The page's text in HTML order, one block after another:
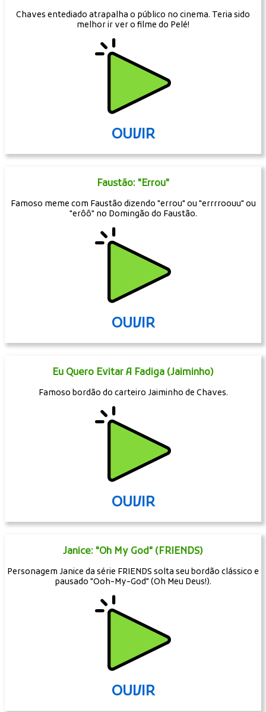
Chaves entediado atrapalha o público no cinema. Teria sido
melhor ir ver o filme do Pelé!
OUVIR
Faustão: "Errou"
Famoso meme com Faustão dizendo "errou" ou "errrroouu" ou
"erôô" no Domingão do Faustão.
OUVIR
Eu Quero Evitar A Fadiga (Jaiminho)
Famoso bordão do carteiro Jaiminho de Chaves.
OUVIR
Janice: "Oh My God" (FRIENDS)
Personagem Janice da série FRIENDS solta seu bordão clássico e
pausado "Ooh-My-God" (Oh Meu Deus!).
OUVIR